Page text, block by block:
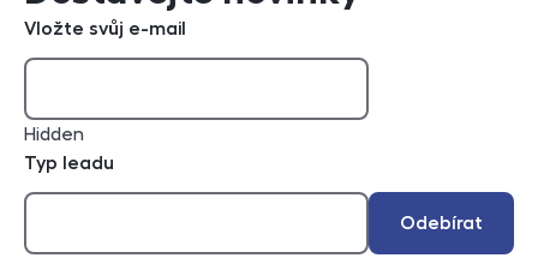
Vložte svůj e-mail
Hidden
Typ leadu
Odebírat